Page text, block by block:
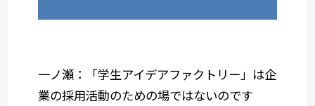
一ノ瀬：「学生アイデアファクトリー」は企
業の採用活動のための場ではないのです